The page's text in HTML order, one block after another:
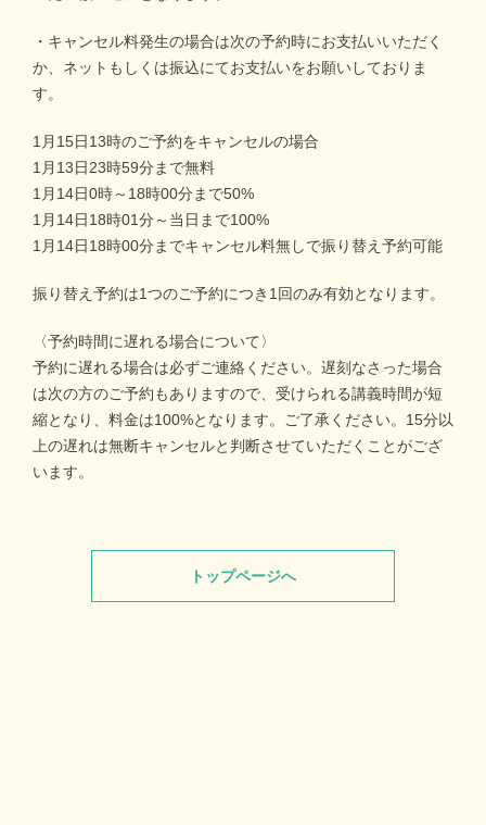
・キャンセル料発生の場合は次の予約時にお支払いいただく
か、ネットもしくは振込にてお支払いをお願いしておりま
す。
1月15日13時のご予約をキャンセルの場合
1月13日23時59分まで無料
1月14日0時～18時00分まで50%
1月14日18時01分～当日まで100%
1月14日18時00分までキャンセル料無しで振り替え予約可能
振り替え予約は1つのご予約につき1回のみ有効となります。
〈予約時間に遅れる場合について〉
予約に遅れる場合は必ずご連絡ください。遅刻なさった場合
は次の方のご予約もありますので、受けられる講義時間が短
縮となり、料金は100%となります。ご了承ください。15分以
上の遅れは無断キャンセルと判断させていただくことがござ
います。
トップページへ